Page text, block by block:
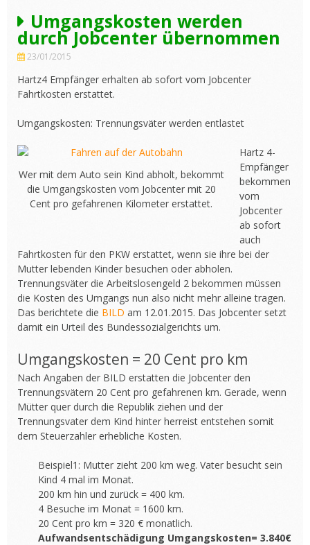
Umgangskosten werden
durch Jobcenter übernommen
23/01/2015
Hartz4 Empfänger erhalten ab sofort vom Jobcenter
Fahrtkosten erstattet.
Umgangskosten: Trennungsväter werden entlastet
Wer mit dem Auto sein Kind abholt, bekommt
die Umgangskosten vom Jobcenter mit 20
Cent pro gefahrenen Kilometer erstattet.
Hartz 4-
Empfänger
bekommen
vom
Jobcenter
ab sofort
auch
Fahrtkosten für den PKW erstattet, wenn sie ihre bei der
Mutter lebenden Kinder besuchen oder abholen.
Trennungsväter die Arbeitslosengeld 2 bekommen müssen
die Kosten des Umgangs nun also nicht mehr alleine tragen.
Das berichtete die BILD am 12.01.2015. Das Jobcenter setzt
damit ein Urteil des Bundessozialgerichts um.
Umgangskosten = 20 Cent pro km
Nach Angaben der BILD erstatten die Jobcenter den
Trennungsvätern 20 Cent pro gefahrenen km. Gerade, wenn
Mütter quer durch die Republik ziehen und der
Trennungsvater dem Kind hinter herreist entstehen somit
dem Steuerzahler erhebliche Kosten.
Beispiel1: Mutter zieht 200 km weg. Vater besucht sein
Kind 4 mal im Monat.
200 km hin und zurück = 400 km.
4 Besuche im Monat = 1600 km.
20 Cent pro km = 320 € monatlich.
Aufwandsentschädigung Umgangskosten= 3.840€